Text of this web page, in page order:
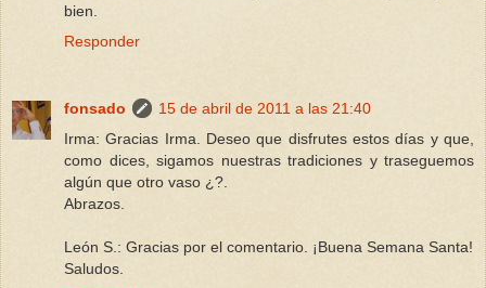
bien.
Responder
fonsado
15 de abril de 2011 a las 21:40
Irma: Gracias Irma. Deseo que disfrutes estos días y que,
como dices, sigamos nuestras tradiciones y traseguemos
algún que otro vaso ¿?.
Abrazos.
León S.: Gracias por el comentario. ¡Buena Semana Santa!
Saludos.